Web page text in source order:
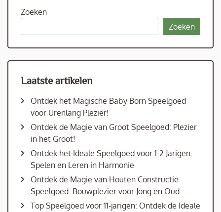
Zoeken
Zoeken
Laatste artikelen
Ontdek het Magische Baby Born Speelgoed
voor Urenlang Plezier!
Ontdek de Magie van Groot Speelgoed: Plezier
in het Groot!
Ontdek het Ideale Speelgoed voor 1-2 Jarigen:
Spelen en Leren in Harmonie
Ontdek de Magie van Houten Constructie
Speelgoed: Bouwplezier voor Jong en Oud
Top Speelgoed voor 11-jarigen: Ontdek de Ideale